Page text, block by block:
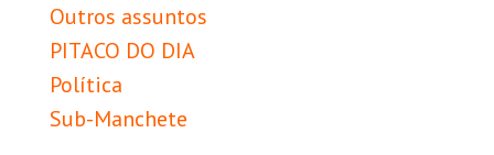
Outros assuntos
PITACO DO DIA
Política
Sub-Manchete